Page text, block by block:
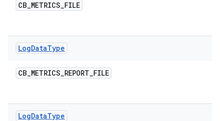
CB_METRICS_FILE
LogDataType
CB_METRICS_REPORT_FILE
LogDataType